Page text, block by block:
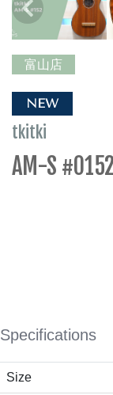
富山店
NEW
tkitki
AM-S #0152
Specifications
Size